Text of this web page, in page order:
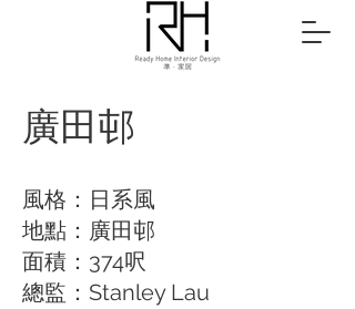
廣田邨
風格：日系風
地點：廣田邨
面積：374呎
總監：Stanley Lau